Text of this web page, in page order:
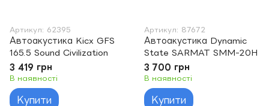
Артикул: 62395
Автоакустика Kicx GFS
165.5 Sound Civilization
3 419 грн
В наявності
Купити
Артикул: 87672
Автоакустика Dynamic
State SARMAT SMM-20H
3 700 грн
В наявності
Купити